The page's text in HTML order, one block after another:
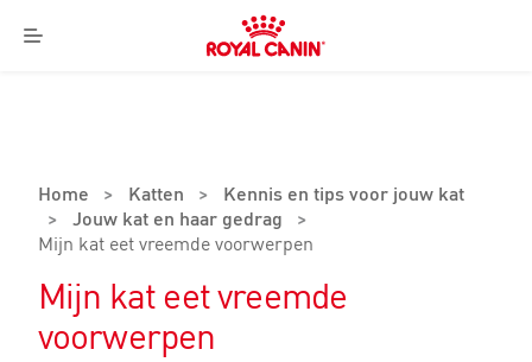
Menu
Royal
Canin
Home > Katten >
Kennis en tips voor jouw kat
> Jouw kat en haar gedrag
>
Mijn kat eet vreemde voorwerpen
Mijn kat eet vreemde
voorwerpen